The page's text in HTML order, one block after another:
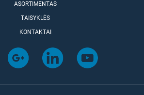
ASORTIMENTAS
TAISYKLĖS
KONTAKTAI